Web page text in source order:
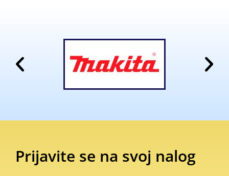
Prijavite se na svoj nalog